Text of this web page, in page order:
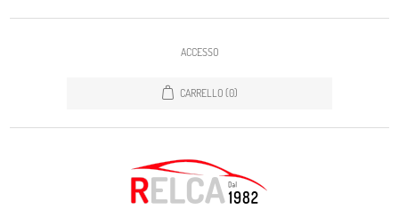
ACCESSO
CARRELLO (0)